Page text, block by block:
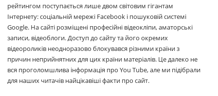
рейтингом поступається лише двом світовим гігантам
Інтернету: соціальній мережі Facebook і пошуковій системі
Google. На сайті розміщені професійні відеокліпи, аматорські
записи, відеоблоги. Доступ до сайту та його окремих
відеороликів неодноразово блокувався різними країни з
причин неприйнятних для цих країни матеріалів. Це далеко не
вся проголомшлива інформація про You Tube, але ми підібрали
для наших читачів найцікавіші факти про сайт.